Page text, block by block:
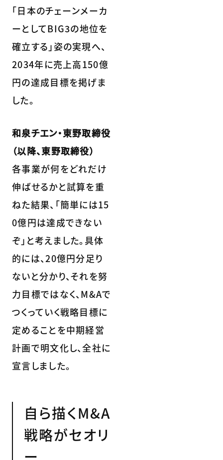
「日本のチェーンメーカ
ーとしてBIG3の地位を
確立する」姿の実現へ、
2034年に売上高150億
円の達成目標を掲げま
した。
和泉チエン・東野取締役
（以降、東野取締役）
各事業が何をどれだけ
伸ばせるかと試算を重
ねた結果、「簡単には15
0億円は達成できない
ぞ」と考えました。具体
的には、20億円分足り
ないと分かり、それを努
力目標ではなく、M&Aで
つくっていく戦略目標に
定めることを中期経営
計画で明文化し、全社に
宣言しました。
自ら描くM&A
戦略がセオリ